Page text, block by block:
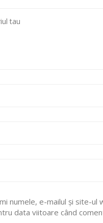
numele, e-mailul și site-ul
data viitoare când